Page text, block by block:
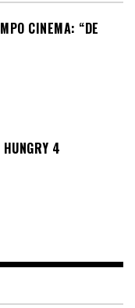
CINEMA: “DE
4